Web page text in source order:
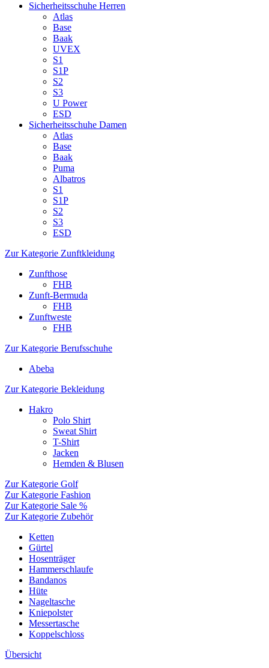
Sicherheitsschuhe Herren
Atlas
Base
Baak
UVEX
S1
S1P
S2
S3
U Power
ESD
Sicherheitsschuhe Damen
Atlas
Base
Baak
Puma
Albatros
S1
S1P
S2
S3
ESD
Zur Kategorie Zunftkleidung
Zunfthose
FHB
Zunft-Bermuda
FHB
Zunftweste
FHB
Zur Kategorie Berufsschuhe
Abeba
Zur Kategorie Bekleidung
Hakro
Polo Shirt
Sweat Shirt
T-Shirt
Jacken
Hemden & Blusen
Zur Kategorie Golf
Zur Kategorie Fashion
Zur Kategorie Sale %
Zur Kategorie Zubehör
Ketten
Gürtel
Hosenträger
Hammerschlaufe
Bandanos
Hüte
Nageltasche
Kniepolster
Messertasche
Koppelschloss
Übersicht